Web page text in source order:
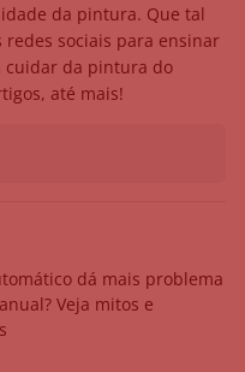
da pintura. Que tal
redes sociais para ensinar
cuidar da pintura do
até mais!
dá mais problema
Veja mitos e